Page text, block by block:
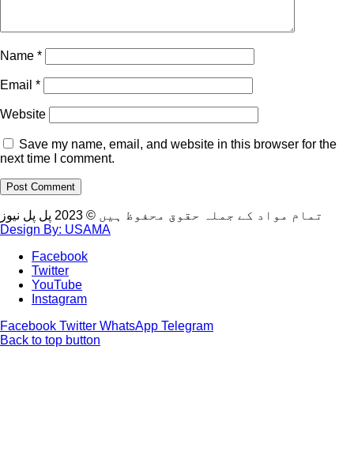
Name *
Email *
Website
Save my name, email, and website in this browser for the
next time I comment.
تمام مواد کے جملہ حقوق محفوظ ہیں © 2023 پل پل نیوز
Design By: USAMA
Facebook
Twitter
YouTube
Instagram
Facebook Twitter WhatsApp Telegram
Back to top button